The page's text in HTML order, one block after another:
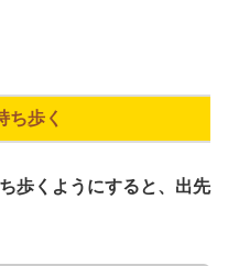
ち歩く
歩くようにすると、出先